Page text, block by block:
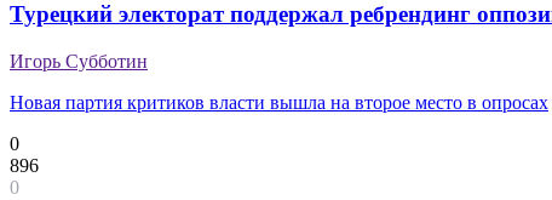
Турецкий электорат поддержал ребрендинг
Игорь Субботин
Новая партия критиков власти вышла на второе место в опросах
0
896
0